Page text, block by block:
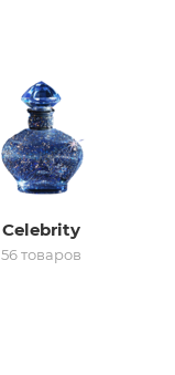
Celebrity
56 товаров